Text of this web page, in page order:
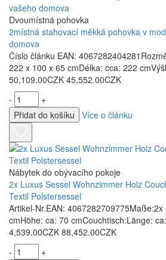
Dvoumístná pohovka
2místná stahovací měkká pohovka v
domova
Číslo článku EAN:
222 x 100 x 65 cmDélka: cca: 222
50,109.00CZK 45,552.00CZK
-
+
Přidat do košíku
Více o článku
Nábytek do obývacího pokoje
2x Luxus Sessel Wohnzimmer Holz
Textil Polstersessel
Artikel-Nr.EAN:
cmHöhe: ca: 70 cmCouchtisch:Länge:
4,539.00CZK 88,452.00CZK
-
+